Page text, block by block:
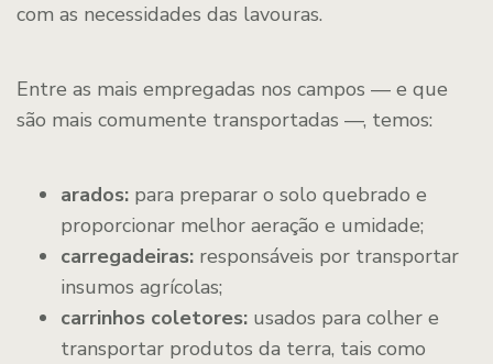
com as necessidades das lavouras.
Entre as mais empregadas nos campos — e que
são mais comumente transportadas —, temos:
arados: para preparar o solo quebrado e
proporcionar melhor aeração e umidade;
carregadeiras: responsáveis por transportar
insumos agrícolas;
carrinhos coletores: usados para colher e
transportar produtos da terra, tais como